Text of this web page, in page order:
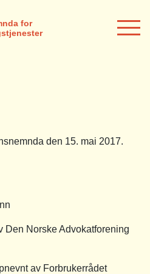
for
den 15. mai 2017.
Den Norske Advokatforening
av Forbrukerrådet